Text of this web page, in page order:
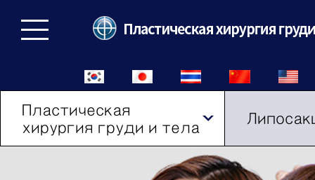
Пластическая
хирургия груди и тела